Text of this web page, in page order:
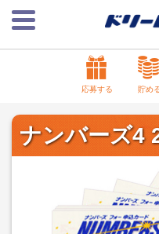
応募する 貯め
ナンバーズ4